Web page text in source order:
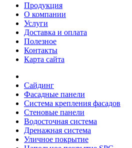
Продукция
О компании
Услуги
Доставка и оплата
Полезное
Контакты
Карта сайта
Сайдинг
Фасадные панели
Система крепления фасадов
Стеновые панели
Водосточная система
Дренажная система
Уличное покрытие